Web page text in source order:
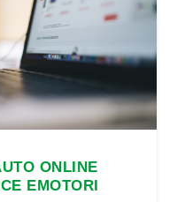
ONLINE
EMOTORI